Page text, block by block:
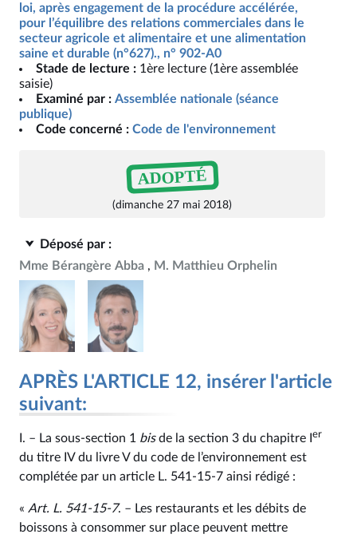
loi, après engagement de la procédure accélérée,
pour l’équilibre des relations commerciales dans le
secteur agricole et alimentaire et une alimentation
saine et durable (n°627)., n° 902-A0
Stade de lecture : 1ère lecture (1ère assemblée
saisie)
Examiné par : Assemblée nationale (séance
publique)
Code concerné : Code de l'environnement
ADOPTÉ
(dimanche 27 mai 2018)
Déposé par :
Mme Bérangère Abba
M. Matthieu Orphelin
APRÈS L'ARTICLE 12, insérer l'article
suivant:
I. – La sous-section 1 bisde la section 3 du chapitre I er
du titre IV du livre V du code de l’environnement est
complétée par un article L. 541‑15‑7 ainsi rédigé :
« Art. L. 541‑15‑7. – Les restaurants et les débits de
boissons à consommer sur place peuvent mettre